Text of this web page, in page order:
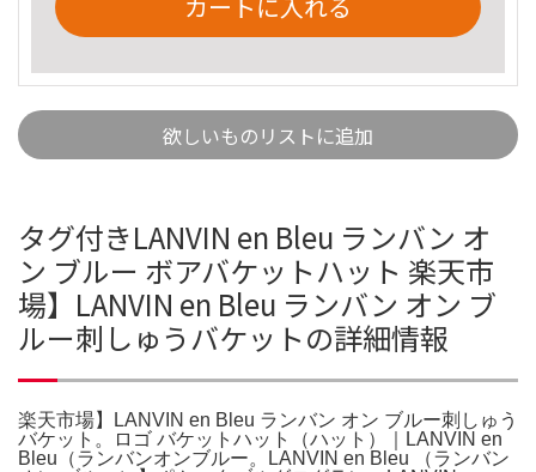
欲しいものリストに追加
タグ付きLANVIN en Bleu ランバン オ
ン ブルー ボアバケットハット 楽天市
場】LANVIN en Bleu ランバン オン ブ
ルー刺しゅうバケットの詳細情報
楽天市場】LANVIN en Bleu ランバン オン ブルー刺しゅう
バケット。ロゴ バケットハット（ハット）｜LANVIN en
Bleu（ランバンオンブルー。LANVIN en Bleu （ランバン